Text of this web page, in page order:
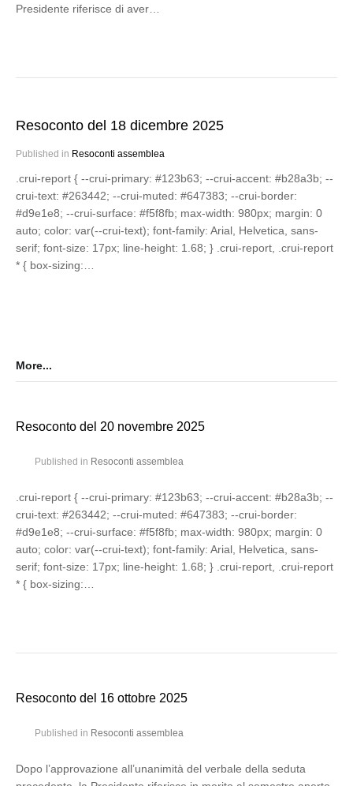
Presidente riferisce di aver…
Resoconto del 18 dicembre 2025
Published in Resoconti assemblea
.crui-report { --crui-primary: #123b63; --crui-accent: #b28a3b; --
crui-text: #263442; --crui-muted: #647383; --crui-border:
#d9e1e8; --crui-surface: #f5f8fb; max-width: 980px; margin: 0
auto; color: var(--crui-text); font-family: Arial, Helvetica, sans-
serif; font-size: 17px; line-height: 1.68; } .crui-report, .crui-report
* { box-sizing:…
More...
Resoconto del 20 novembre 2025
Published in Resoconti assemblea
.crui-report { --crui-primary: #123b63; --crui-accent: #b28a3b; --
crui-text: #263442; --crui-muted: #647383; --crui-border:
#d9e1e8; --crui-surface: #f5f8fb; max-width: 980px; margin: 0
auto; color: var(--crui-text); font-family: Arial, Helvetica, sans-
serif; font-size: 17px; line-height: 1.68; } .crui-report, .crui-report
* { box-sizing:…
Resoconto del 16 ottobre 2025
Published in Resoconti assemblea
Dopo l’approvazione all’unanimità del verbale della seduta